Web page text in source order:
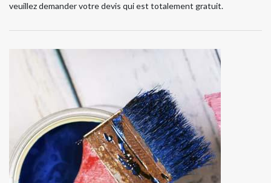
veuillez demander votre devis qui est totalement gratuit.